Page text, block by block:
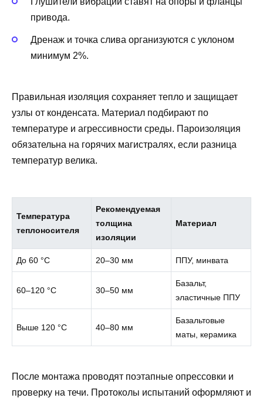
привода.
Дренаж и точка слива организуются с уклоном
минимум 2%.
Правильная изоляция сохраняет тепло и защищает
узлы от конденсата. Материал подбирают по
температуре и агрессивности среды. Пароизоляция
обязательна на горячих магистралях, если разница
температур велика.
Температура
теплоносителя
Рекомендуемая
толщина
изоляции
Материал
До 60 °C 20–30 мм ППУ, минвата
60–120 °C 30–50 мм
Базальт,
эластичные ППУ
Выше 120 °C 40–80 мм
Базальтовые
маты, керамика
После монтажа проводят поэтапные опрессовки и
проверку на течи. Протоколы испытаний оформляют и